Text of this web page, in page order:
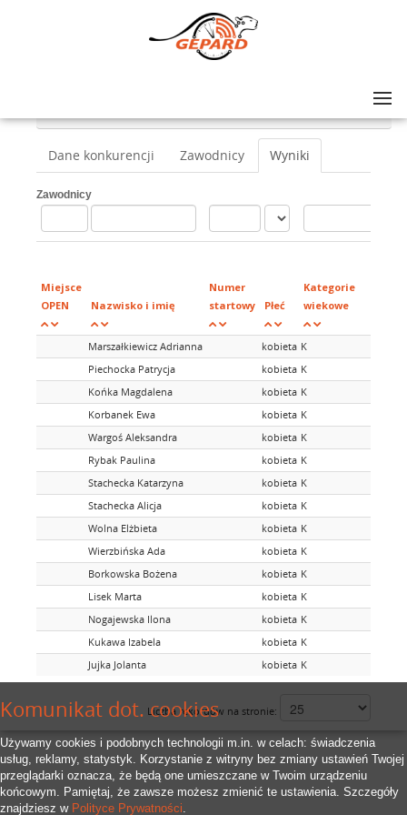
Komunikat dot. cookies
Używamy cookies i podobnych technologii m.in. w celach: świadczenia
usług, reklamy, statystyk. Korzystanie z witryny bez zmiany ustawień Twojej
przeglądarki oznacza, że będą one umieszczane w Twoim urządzeniu
końcowym. Pamiętaj, że zawsze możesz zmienić te ustawienia. Szczegóły
znajdziesz w Polityce Prywatności.
Dane konkurencji Zawodnicy Wyniki
Zawodnicy
Miejsce
OPEN
Nazwisko i imię
Numer
startowy
Płeć
Kategorie
wiekowe
Marszałkiewicz Adrianna kobieta K
Piechocka Patrycja
kobieta K
Końka Magdalena
kobieta K
Korbanek Ewa
kobieta K
Wargoś Aleksandra
kobieta K
Rybak Paulina
kobieta K
Stachecka Katarzyna
kobieta K
Stachecka Alicja
kobieta K
Wolna Elżbieta
kobieta K
Wierzbińska Ada
kobieta K
Borkowska Bożena
kobieta K
Lisek Marta
kobieta K
Nogajewska Ilona
kobieta K
Kukawa Izabela
kobieta K
Jujka Jolanta
kobieta K
Liczba rekordów na stronie: